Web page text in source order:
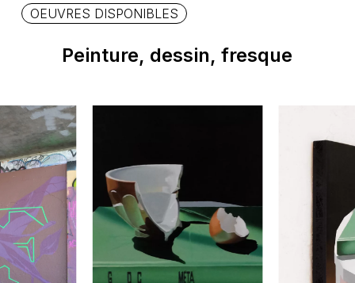
Votre panier est
vide.
OEUVRES DISPONIBLES
Peinture, dessin, fresque